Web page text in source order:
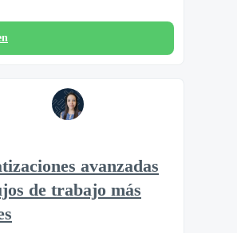
avanzadas
de trabajo más